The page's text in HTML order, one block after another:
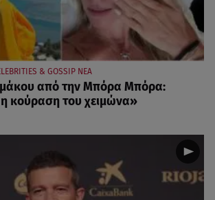
& GOSSIP ΝΕΑ
από την Μπόρα Μπόρα:
κούραση του χειμώνα»